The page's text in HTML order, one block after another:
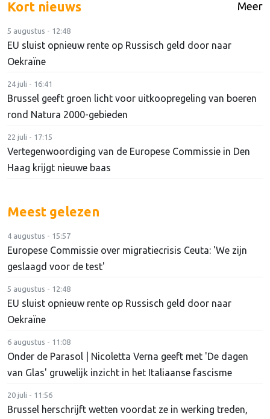
Kort nieuws Meer
5 augustus - 12:48
EU sluist opnieuw rente op Russisch geld door naar
Oekraïne
24 juli - 16:41
Brussel geeft groen licht voor uitkoopregeling van boeren
rond Natura 2000-gebieden
22 juli - 17:15
Vertegenwoordiging van de Europese Commissie in Den
Haag krijgt nieuwe baas
Meest gelezen
4 augustus - 15:57
Europese Commissie over migratiecrisis Ceuta: 'We zijn
geslaagd voor de test'
5 augustus - 12:48
EU sluist opnieuw rente op Russisch geld door naar
Oekraïne
6 augustus - 11:08
Onder de Parasol | Nicoletta Verna geeft met 'De dagen
van Glas' gruwelijk inzicht in het Italiaanse fascisme
20 juli - 11:56
Brussel herschrijft wetten voordat ze in werking treden,